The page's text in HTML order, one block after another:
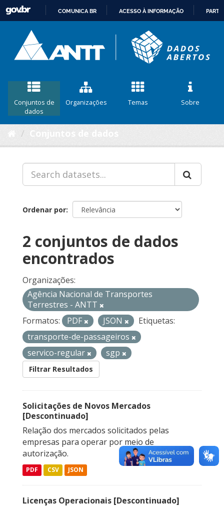
CONTEÚDO
COMUNICA BR ACESSO À INFORMAÇÃO
Conjuntos de
dados
Organizações Temas Sobre
Ordenar por
2 conjuntos de dados
encontrados
Organizações:
Agência Nacional de Transportes
Terrestres - ANTT
Formatos:
PDF JSON
Etiquetas:
transporte-de-passageiros
servico-regular
sgp
Filtrar Resultados
Solicitações de Novos Mercados
[Descontinuado]
Relação dos mercados solicitados pelas
empresas para operar por meio de
autorização.
PDF CSV JSON
Licenças Operacionais [Descontinuado]